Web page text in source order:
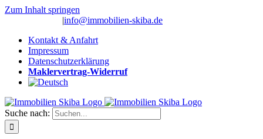
Zum Inhalt springen
|info@immobilien-skiba.de
Kontakt & Anfahrt
Impressum
Datenschutzerklärung
Maklervertrag-Widerruf
Suche nach: